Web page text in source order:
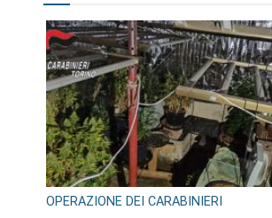
OPERAZIONE DEI CARABINIERI